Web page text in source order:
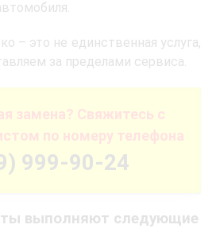
– это не единственная услуга,
за пределами сервиса.
замена? Свяжитесь с
по номеру телефона
999-90-24
выполняют следующие